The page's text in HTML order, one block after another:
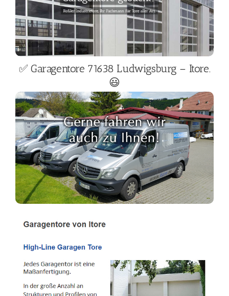
✅ Garagentore 71638 Ludwigsburg – Itore.
😃